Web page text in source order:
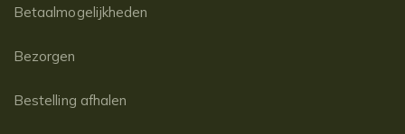
Betaalmogelijkheden
Bezorgen
Bestelling afhalen